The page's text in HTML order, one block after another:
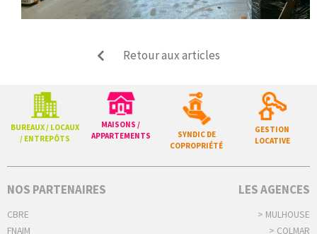
Retour aux articles
BUREAUX / LOCAUX
/ ENTREPÔTS
MAISONS /
APPARTEMENTS
SYNDIC DE
COPROPRIÉTÉ
GESTION
LOCATIVE
NOS PARTENAIRES
CBRE
FNAIM
LES AGENCES
> MULHOUSE
> COLMAR